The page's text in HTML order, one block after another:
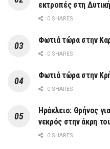
εκτροπές στη
0 SHARES
Φωτιά τώρα στην
0 SHARES
Φωτιά τώρα στην
0 SHARES
Ηράκλειο: Θρήνος
νεκρός στην άκρη
0 SHARES